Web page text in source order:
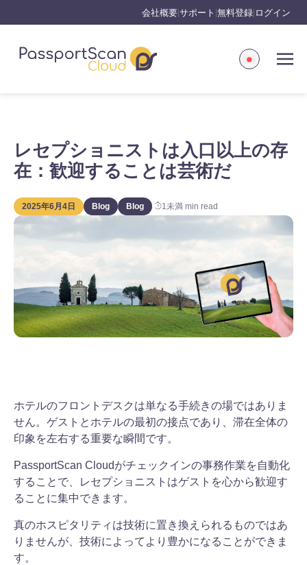
会社概要 サポート 無料登録 ログイン
レセプショニストは入口以上の存
在：歓迎することは芸術だ
2025年6月4日 Blog Blog 1未満 min read
ホテルのフロントデスクは単なる手続きの場ではありま
せん。ゲストとホテルの最初の接点であり、滞在全体の
印象を左右する重要な瞬間です。
PassportScan Cloudがチェックインの事務作業を自動化
することで、レセプショニストはゲストを心から歓迎す
ることに集中できます。
真のホスピタリティは技術に置き換えられるものではあ
りませんが、技術によってより豊かになることができま
す。